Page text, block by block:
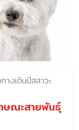
างเดินปัสสาวะ
ษณะสายพันธุ์